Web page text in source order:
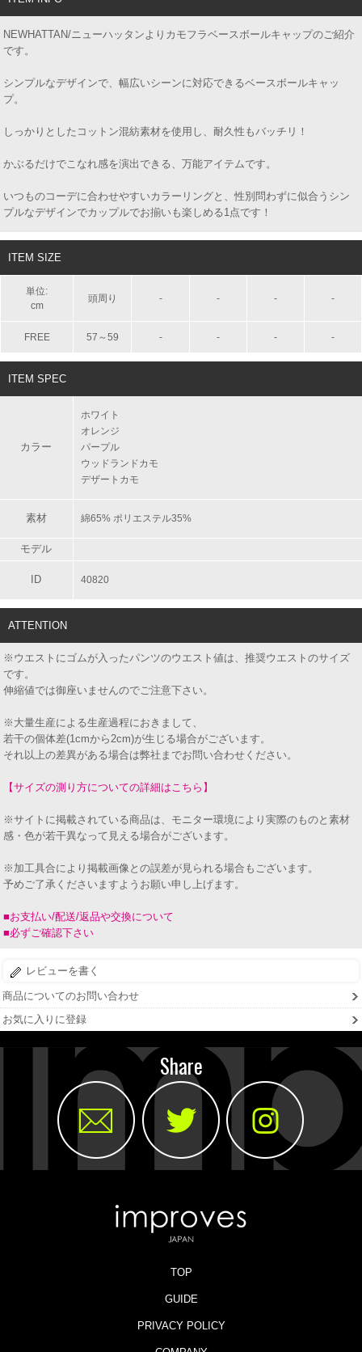
NEWHATTAN/ニューハッタンよりカモフラベースボールキャップのご紹介
です。
シンプルなデザインで、幅広いシーンに対応できるベースボールキャッ
プ。
しっかりとしたコットン混紡素材を使用し、耐久性もバッチリ！
かぶるだけでこなれ感を演出できる、万能アイテムです。
いつものコーデに合わせやすいカラーリングと、性別問わずに似合うシン
プルなデザインでカップルでお揃いも楽しめる1点です！
ITEM SIZE
単位:
cm
頭周り - - - -
FREE 57～59 - - - -
ITEM SPEC
カラー
ホワイト
オレンジ
パープル
ウッドランドカモ
デザートカモ
素材 綿65% ポリエステル35%
モデル
ID 40820
ATTENTION
※ウエストにゴムが入ったパンツのウエスト値は、推奨ウエストのサイズ
です。
伸縮値では御座いませんのでご注意下さい。
※大量生産による生産過程におきまして、
若干の個体差(1cmから2cm)が生じる場合がございます。
それ以上の差異がある場合は弊社までお問い合わせください。
【サイズの測り方についての詳細はこちら】
※サイトに掲載されている商品は、モニター環境により実際のものと素材
感・色が若干異なって見える場合がございます。
※加工具合により掲載画像との誤差が見られる場合もございます。
予めご了承くださいますようお願い申し上げます。
■お支払い/配送/返品や交換について
■必ずご確認下さい
レビューを書く
商品についてのお問い合わせ
お気に入りに登録
Share
TOP
GUIDE
PRIVACY POLICY